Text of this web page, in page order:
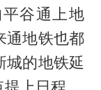
谷通上地
通地铁也都
城的地铁延